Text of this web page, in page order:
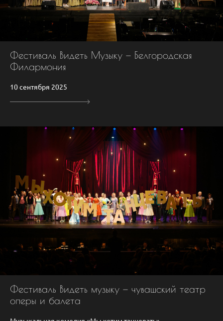
Фестиваль Видеть Музыку — Белгородская
Филармония
10 сентября 2025
Фестиваль Видеть музыку — чувашский театр
оперы и балета